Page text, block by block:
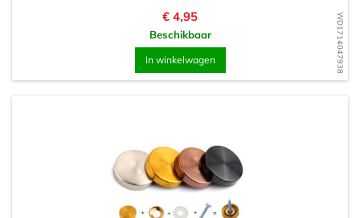
WD1714047938
Prijs
€ 4,95
Beschikbaar
In winkelwagen